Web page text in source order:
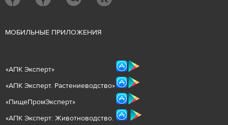
МОБИЛЬНЫЕ ПРИЛОЖЕНИЯ
«АПК Эксперт»
«АПК Эксперт. Растениеводство»
«ПищеПромЭксперт»
«АПК Эксперт: Животноводство.